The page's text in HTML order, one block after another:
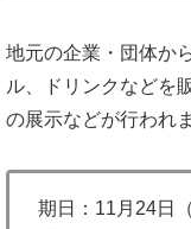
地元の企業・団体か
ル、ドリンクなどを
の展示などが行われ
期日：11月24日（